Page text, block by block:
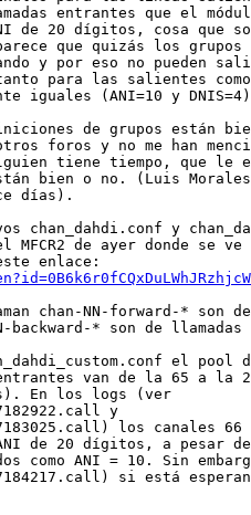
entrantes que el
de 20 dígitos, cosa que
que quizás los grupos
y por eso no pueden
para las salientes
iguales (ANI=10 y
de grupos están
foros y no me han
tiene tiempo, que le
bien o no. (Luis Morales
días).
chan_dahdi.conf y
de ayer donde se ve
chan-NN-forward-* son
backward-* son de
el
van de la 65 a la
En los logs (ver
y
los canales
de 20 dígitos, a pesar
como ANI = 10. Sin
si está